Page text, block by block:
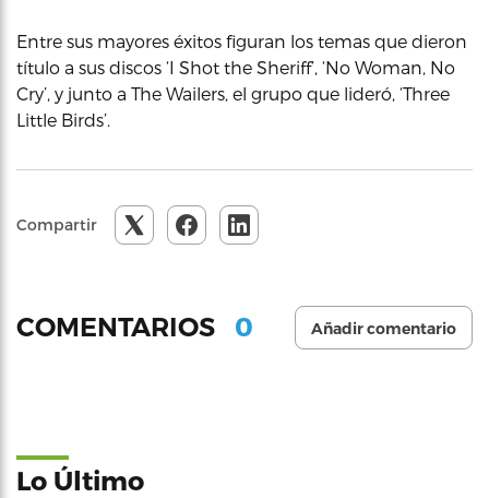
Entre sus mayores éxitos figuran los temas que dieron
título a sus discos ‘I Shot the Sheriff’, ‘No Woman, No
Cry’, y junto a The Wailers, el grupo que lideró, ‘Three
Little Birds’.
Compartir
COMENTARIOS 0 Añadir comentario
Lo Último